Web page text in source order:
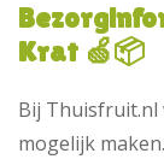
Krat 🍏📦
Bij Thuisfruit.nl
mogelijk